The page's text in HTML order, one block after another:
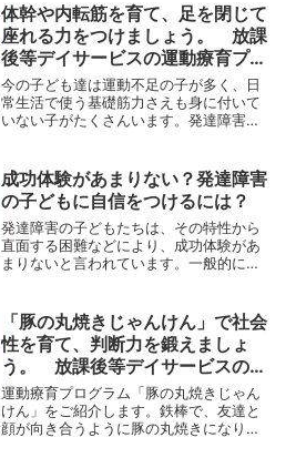
体幹や内転筋を育て、足を閉じて
座れる力をつけましょう。 放課
後等デイサービスの運動療育プロ
グラム
今の子ども達は運動不足の子が多く、日
常生活で使う基礎筋力さえも身に付いて
いない子がたくさんいます。発達障害の
しっかりと体を育てていきましょう。例
えば椅子に座った時、背筋...
成功体験があまりない？発達障害
の子どもに自信をつけるには？
発達障害の子どもたちは、その特性から
直面する困難などにより、成功体験があ
まりないと言われています。一般的に、
いことが多いです。この記事では、成功
体験のあまりない発達障害...
「豚の丸焼きじゃんけん」で社会
性を育て、判断力を鍛えましょ
う。 放課後等デイサービスの運
動療育プログラム
運動療育プログラム「豚の丸焼きじゃん
けん」をご紹介します。鉄棒で、友達と
顔が向き合うように豚の丸焼きになり、